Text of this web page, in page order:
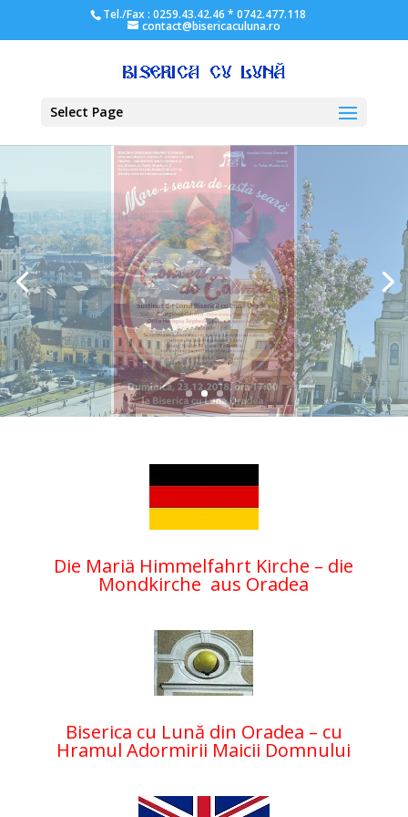
Tel./Fax : 0259.43.42.46 * 0742.477.118
contact@bisericaculuna.ro
Select Page
Die Mariä Himmelfahrt Kirche – die
Mondkirche aus Oradea
Biserica cu Lună din Oradea – cu
Hramul Adormirii Maicii Domnului